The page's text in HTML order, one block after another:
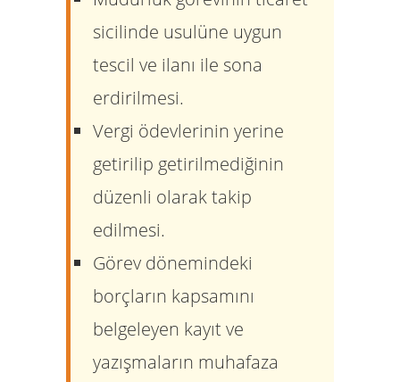
sicilinde usulüne uygun
tescil ve ilanı ile sona
erdirilmesi.
Vergi ödevlerinin yerine
getirilip getirilmediğinin
düzenli olarak takip
edilmesi.
Görev dönemindeki
borçların kapsamını
belgeleyen kayıt ve
yazışmaların muhafaza